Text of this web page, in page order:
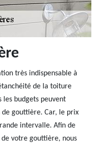
très indispensable à
de la toiture
les budgets peuvent
gouttière. Car, le prix
intervalle. Afin de
votre gouttière, nous